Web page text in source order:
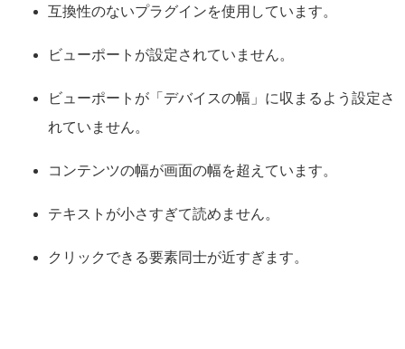
互換性のないプラグインを使用しています。
ビューポートが設定されていません。
ビューポートが「デバイスの幅」に収まるよう設定さ
れていません。
コンテンツの幅が画面の幅を超えています。
テキストが小さすぎて読めません。
クリックできる要素同士が近すぎます。